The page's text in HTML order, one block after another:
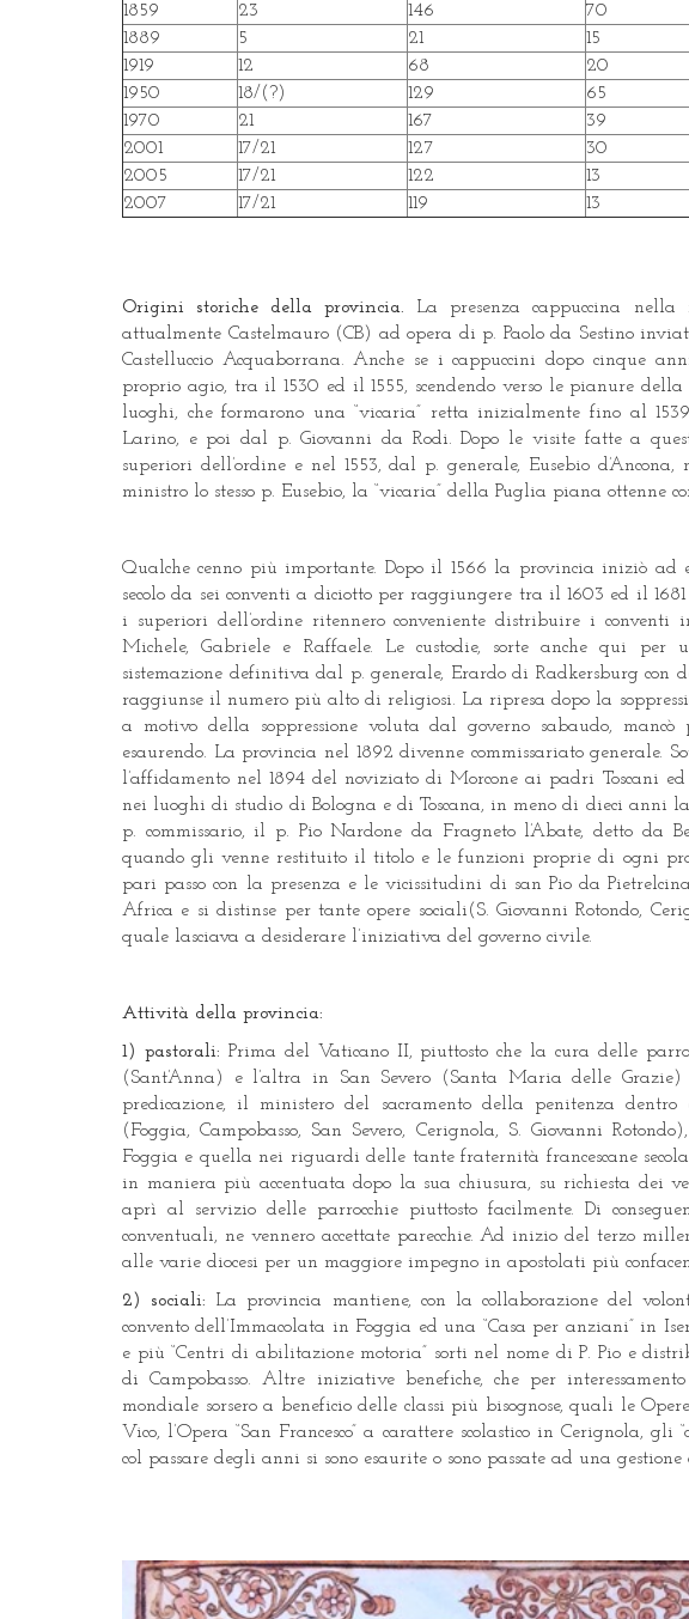
1859
23 146 70
1889
5 21 15
1919
12 68 20
1950
18/(?) 129 65
1970
21 167 39
2001
17/21 127 30
2005
17/21 122 13
2007
17/21 119 13
Origini storiche della provincia. La presenza cappuccina
attualmente Castelmauro (CB) ad opera di p. Paolo da Sestino
Castelluccio Acquaborrana. Anche se i cappuccini dopo cinque
proprio agio, tra il 1530 ed il 1555, scendendo verso le pianure
luoghi, che formarono una “vicaria” retta inizialmente fino al
Larino, e poi dal p. Giovanni da Rodi. Dopo le visite fatte a
superiori dell’ordine e nel 1553, dal p. generale, Eusebio
ministro lo stesso p. Eusebio, la “vicaria” della Puglia piana ottenne
Qualche cenno più importante. Dopo il 1566 la provincia iniziò ad
secolo da sei conventi a diciotto per raggiungere tra il 1603 ed il
i superiori dell’ordine ritennero conveniente distribuire i
Michele, Gabriele e Raffaele. Le custodie, sorte anche qui
sistemazione definitiva dal p. generale, Erardo di Radkersburg con
raggiunse il numero più alto di religiosi. La ripresa dopo la
a motivo della soppressione voluta dal governo sabaudo,
esaurendo. La provincia nel 1892 divenne commissariato generale.
l’affidamento nel 1894 del noviziato di Morcone ai padri Toscani
nei luoghi di studio di Bologna e di Toscana, in meno di dieci anni
p. commissario, il p. Pio Nardone da Fragneto l’Abate, detto da
quando gli venne restituito il titolo e le funzioni proprie di ogni
pari passo con la presenza e le vicissitudini di san Pio da
Africa e si distinse per tante opere sociali(S. Giovanni Rotondo,
quale lasciava a desiderare l’iniziativa del governo civile.
Attività della provincia:
1) pastorali: Prima del Vaticano II, piuttosto che la cura delle
(Sant’Anna) e l’altra in San Severo (Santa Maria delle
predicazione, il ministero del sacramento della penitenza dentro
(Foggia, Campobasso, San Severo, Cerignola, S. Giovanni
Foggia e quella nei riguardi delle tante fraternità francescane
in maniera più accentuata dopo la sua chiusura, su richiesta dei
aprì al servizio delle parrocchie piuttosto facilmente. Di
conventuali, ne vennero accettate parecchie. Ad inizio del terzo
alle varie diocesi per un maggiore impegno in apostolati più
2) sociali: La provincia mantiene, con la collaborazione del
convento dell’Immacolata in Foggia ed una “Casa per anziani” in
e più “Centri di abilitazione motoria” sorti nel nome di P. Pio e
di Campobasso. Altre iniziative benefiche, che per
mondiale sorsero a beneficio delle classi più bisognose, quali le
Vico, l’Opera “San Francesco” a carattere scolastico in Cerignola,
col passare degli anni si sono esaurite o sono passate ad una gestione